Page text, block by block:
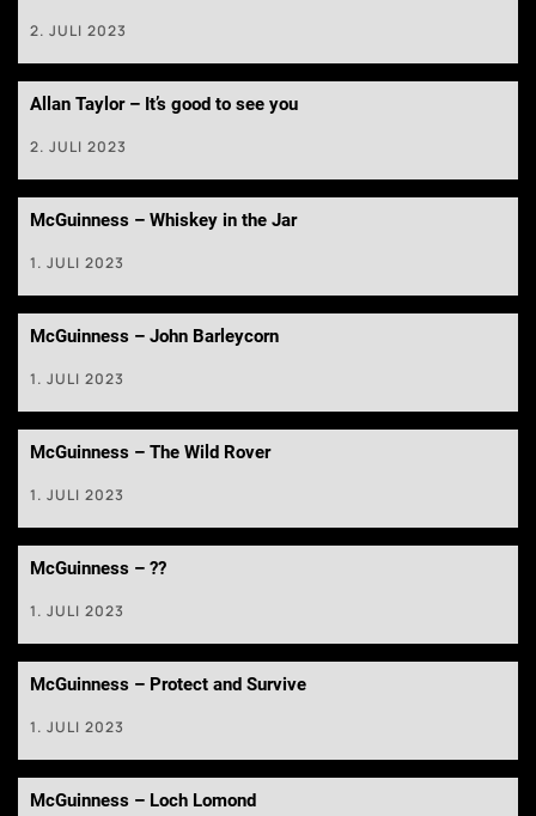
2. JULI 2023
Allan Taylor – It’s good to see you
2. JULI 2023
McGuinness – Whiskey in the Jar
1. JULI 2023
McGuinness – John Barleycorn
1. JULI 2023
McGuinness – The Wild Rover
1. JULI 2023
McGuinness – ??
1. JULI 2023
McGuinness – Protect and Survive
1. JULI 2023
McGuinness – Loch Lomond